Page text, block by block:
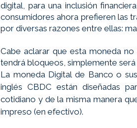
digital, para una inclusión
consumidores ahora prefieren las
por diversas razones entre ellas:
Cabe aclarar que esta moneda
tendrá bloqueos, simplemente
La moneda Digital de Banco o
inglés CBDC están diseñadas
cotidiano y de la misma manera
impreso (en efectivo).